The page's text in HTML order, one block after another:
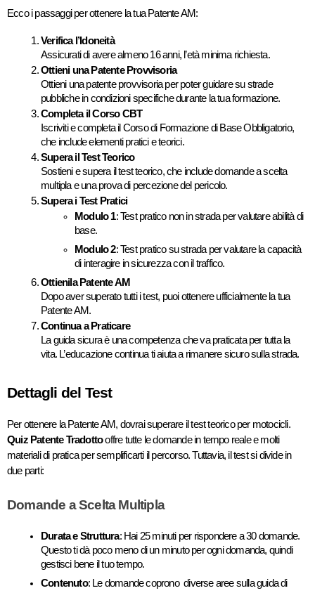
Ecco i passaggi per ottenere la tua Patente AM:
Verifica l’Idoneità
Assicurati di avere almeno 16 anni, l’età minima richiesta.
Ottieni una Patente Provvisoria
Ottieni una patente provvisoria per poter guidare su strade
pubbliche in condizioni specifiche durante la tua formazione.
Completa il Corso CBT
Iscriviti e completa il Corso di Formazione di Base Obbligatorio,
che include elementi pratici e teorici.
Supera il Test Teorico
Sostieni e supera il test teorico, che include domande a scelta
multipla e una prova di percezione del pericolo.
Supera i Test Pratici
Modulo 1: Test pratico non in strada per valutare abilità di
base.
Modulo 2: Test pratico su strada per valutare la capacità
di interagire in sicurezza con il traffico.
Ottienila Patente AM
Dopo aver superato tutti i test, puoi ottenere ufficialmente la tua
Patente AM.
Continua a Praticare
La guida sicura è una competenza che va praticata per tutta la
vita. L’educazione continua ti aiuta a rimanere sicuro sulla strada.
Dettagli del Test
Per ottenere la Patente AM, dovrai superare il test teorico per motocicli.
Quiz Patente Tradotto offre tutte le domande in tempo reale e molti
materiali di pratica per semplificarti il percorso. Tuttavia, il test si divide in
due parti:
Domande a Scelta Multipla
Durata e Struttura: Hai 25 minuti per rispondere a 30 domande.
Questo ti dà poco meno di un minuto per ogni domanda, quindi
gestisci bene il tuo tempo.
Contenuto: Le domande coprono  diverse aree sulla guida di